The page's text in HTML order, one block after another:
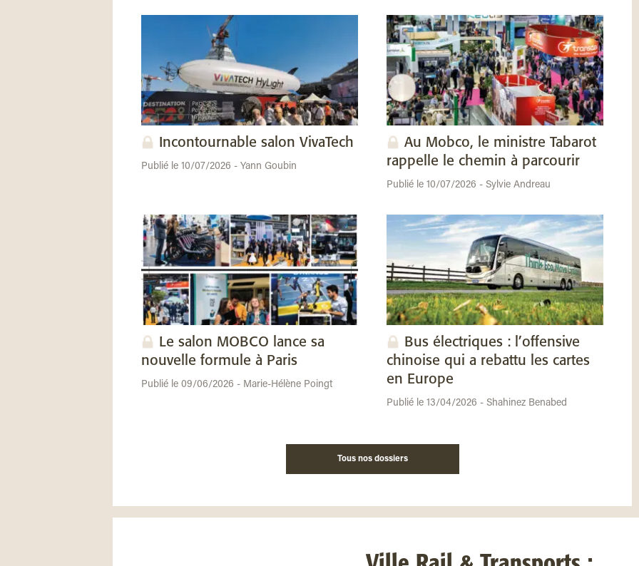
Incontournable salon VivaTech
Publié le 10/07/2026 - Yann Goubin
Au Mobco, le ministre Tabarot
rappelle le chemin à parcourir
Publié le 10/07/2026 - Sylvie Andreau
Le salon MOBCO lance sa
nouvelle formule à Paris
Publié le 09/06/2026 - Marie-Hélène Poingt
Bus électriques : l’offensive
chinoise qui a rebattu les cartes
en Europe
Publié le 13/04/2026 - Shahinez Benabed
Tous nos dossiers